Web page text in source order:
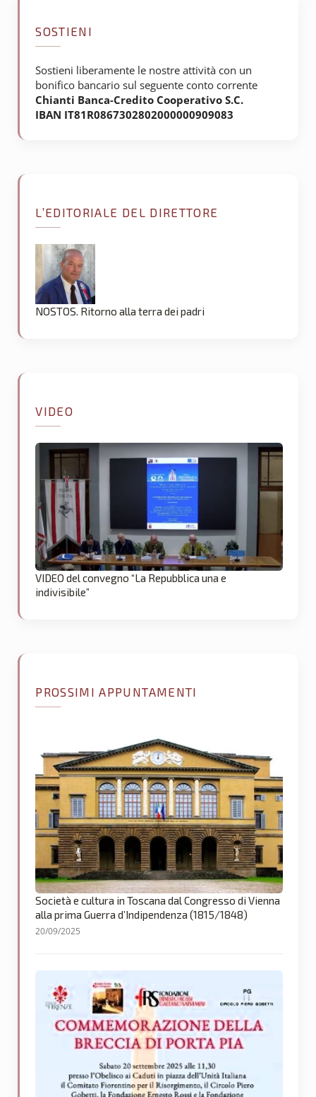
SOSTIENI
Sostieni liberamente le nostre attività con un
bonifico bancario sul seguente conto corrente
Chianti Banca-Credito Cooperativo S.C.
IBAN IT81R0867302802000000909083
L’EDITORIALE DEL DIRETTORE
NOSTOS. Ritorno alla terra dei padri
VIDEO
VIDEO del convegno “La Repubblica una e
indivisibile”
PROSSIMI APPUNTAMENTI
Società e cultura in Toscana dal Congresso di Vienna
alla prima Guerra d’Indipendenza (1815/1848)
20/09/2025